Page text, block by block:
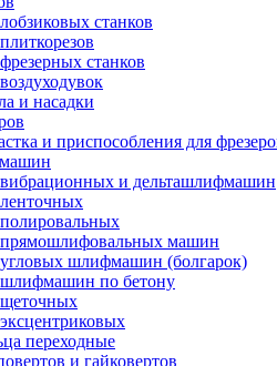
станков
станков
и насадки
и приспособления для
и дельташлифмашин
машин
шлифмашин (болгарок)
по бетону
переходные
и гайковертов